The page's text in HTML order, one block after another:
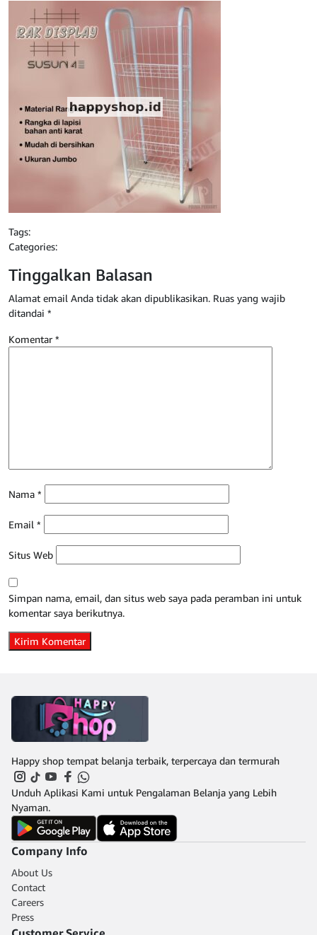
Tags:
Categories:
Tinggalkan Balasan
Alamat email Anda tidak akan dipublikasikan. Ruas yang wajib
ditandai *
Komentar *
Nama *
Email *
Situs Web
Simpan nama, email, dan situs web saya pada peramban ini untuk
komentar saya berikutnya.
Happy shop tempat belanja terbaik, terpercaya dan termurah
Unduh Aplikasi Kami untuk Pengalaman Belanja yang Lebih
Nyaman.
Company Info
About Us
Contact
Careers
Press